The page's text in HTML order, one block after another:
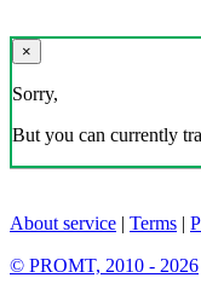
×
Sorry,
But you can currently
About service | Terms |
© PROMT, 2010 - 2026